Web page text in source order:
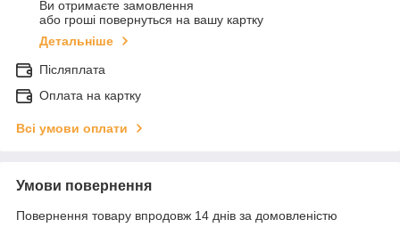
Ви отримаєте замовлення
або гроші повернуться на вашу картку
Детальніше
Післяплата
Оплата на картку
Всі умови оплати
Умови повернення
Повернення товару впродовж 14 днів за домовленістю